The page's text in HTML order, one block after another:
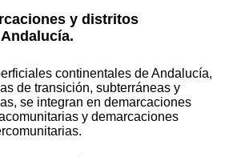
y distritos
continentales de Andalucía,
de transición, subterráneas y
se integran en demarcaciones
y demarcaciones